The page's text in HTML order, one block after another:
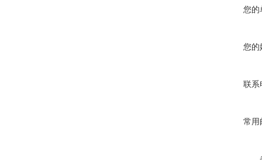
您的
您的
联系
常用